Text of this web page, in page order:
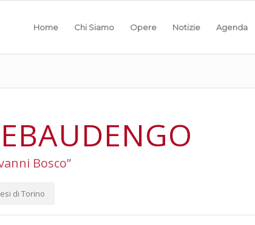
Home Chi Siamo Opere Notizie Agenda
Bosco”
di Torino